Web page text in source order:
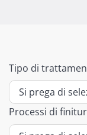
Tipo di
Processi di